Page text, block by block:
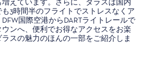
えています。さらに、ダラスは国内
3時間半のフライトでストレスなくア
国際空港からDARTライトレールで
ンへ、便利でお得なアクセスをお楽
スの魅力のほんの一部をご紹介しま